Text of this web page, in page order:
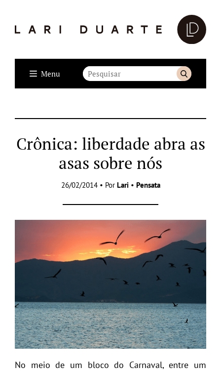
Menu
Crônica: liberdade abra as
asas sobre nós
26/02/2014 • Por Lari • Pensata
No meio de um bloco do Carnaval, entre um